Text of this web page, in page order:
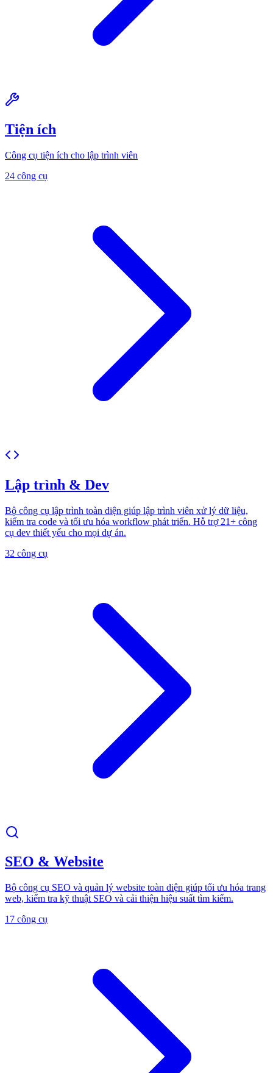
Tiện ích
Công cụ tiện ích cho lập trình viên
24 công cụ
Lập trình & Dev
Bộ công cụ lập trình toàn diện giúp lập trình viên xử lý dữ liệu,
kiểm tra code và tối ưu hóa workflow phát triển. Hỗ trợ 21+ công
cụ dev thiết yếu cho mọi dự án.
32 công cụ
SEO & Website
Bộ công cụ SEO và quản lý website toàn diện giúp tối ưu hóa trang
web, kiểm tra kỹ thuật SEO và cải thiện hiệu suất tìm kiếm.
17 công cụ